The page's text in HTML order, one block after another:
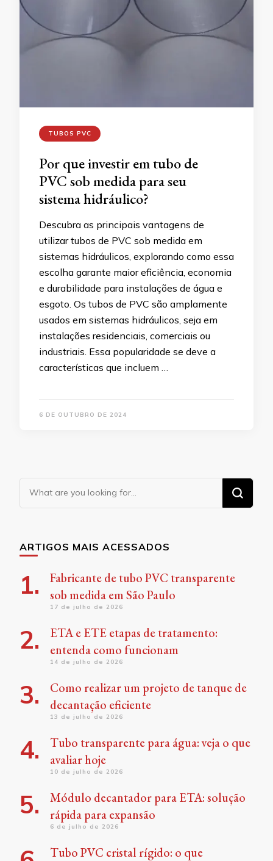
TUBOS PVC
Por que investir em tubo de
PVC sob medida para seu
sistema hidráulico?
Descubra as principais vantagens de
utilizar tubos de PVC sob medida em
sistemas hidráulicos, explorando como essa
escolha garante maior eficiência, economia
e durabilidade para instalações de água e
esgoto. Os tubos de PVC são amplamente
usados em sistemas hidráulicos, seja em
instalações residenciais, comerciais ou
industriais. Essa popularidade se deve a
características que incluem …
6 DE OUTUBRO DE 2024
Looking
for
ARTIGOS MAIS ACESSADOS
Fabricante de tubo PVC transparente
sob medida em São Paulo
17 de julho de 2026
ETA e ETE etapas de tratamento:
entenda como funcionam
14 de julho de 2026
Como realizar um projeto de tanque de
decantação eficiente
13 de julho de 2026
Tubo transparente para água: veja o que
avaliar hoje
10 de julho de 2026
Módulo decantador para ETA: solução
rápida para expansão
6 de julho de 2026
Tubo PVC cristal rígido: o que